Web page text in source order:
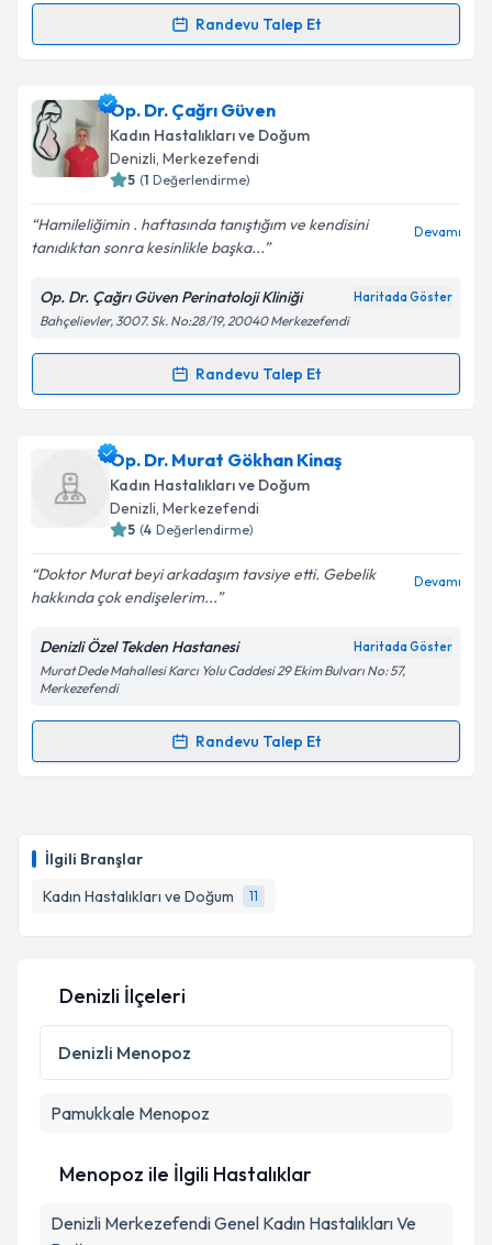
İlgili Branşlar
Kadın Hastalıkları ve Doğum
11
Takvim Talebini Gönder
Randevu Talep Et
Randevu Takvimi Talebi
Op. Dr. Filiz Saylan için randevu takvimi talebi
oluşturun. Size bu uzmandan randevu almanız için bir
takvim hazırlandığında e-posta ile bilgilendireceğiz.
Kişisel verilerimin işlenmesine ilişkin
Aydınlatma
Metni'ni okudum ve kişisel verilerimin belirtilen
kapsamda işlenmesini kabul ediyorum.
Op. Dr. Çağrı Güven
Kadın Hastalıkları ve Doğum
Denizli, Merkezefendi
5 (1 Değerlendirme)
Hamileliğimin . haftasında tanıştığım ve kendisini
tanıdıktan sonra kesinlikle başka...
Devamı
Op. Dr. Çağrı Güven Perinatoloji Kliniği Haritada Göster
Bahçelievler, 3007. Sk. No:28/19, 20040 Merkezefendi
Randevu Talep Et
Randevu Takvimi Talebi
Op. Dr. Çağrı Güven için randevu takvimi talebi
oluşturun. Size bu uzmandan randevu almanız için bir
takvim hazırlandığında e-posta ile bilgilendireceğiz.
Kişisel verilerimin işlenmesine ilişkin
Aydınlatma
Metni'ni okudum ve kişisel verilerimin belirtilen
kapsamda işlenmesini kabul ediyorum.
Takvim Talebini Gönder
Op. Dr. Murat Gökhan Kinaş
Kadın Hastalıkları ve Doğum
Denizli, Merkezefendi
5 (4 Değerlendirme)
Doktor Murat beyi arkadaşım tavsiye etti. Gebelik
hakkında çok endişelerim...
Devamı
Denizli Özel Tekden Hastanesi Haritada Göster
Murat Dede Mahallesi Karcı Yolu Caddesi 29 Ekim Bulvarı No: 57,
Merkezefendi
Randevu Talep Et
Randevu Takvimi Talebi
için bir takvim hazırlandığında e-posta ile
bilgilendireceğiz.
E-posta Adresiniz
Kişisel verilerimin işlenmesine ilişkin
Metni'ni okudum ve kişisel verilerimin belirtilen
Denizli İlçeleri
Denizli Menopoz
Pamukkale Menopoz
Menopoz ile İlgili Hastalıklar
Denizli Merkezefendi Genel Kadın Hastalıkları Ve